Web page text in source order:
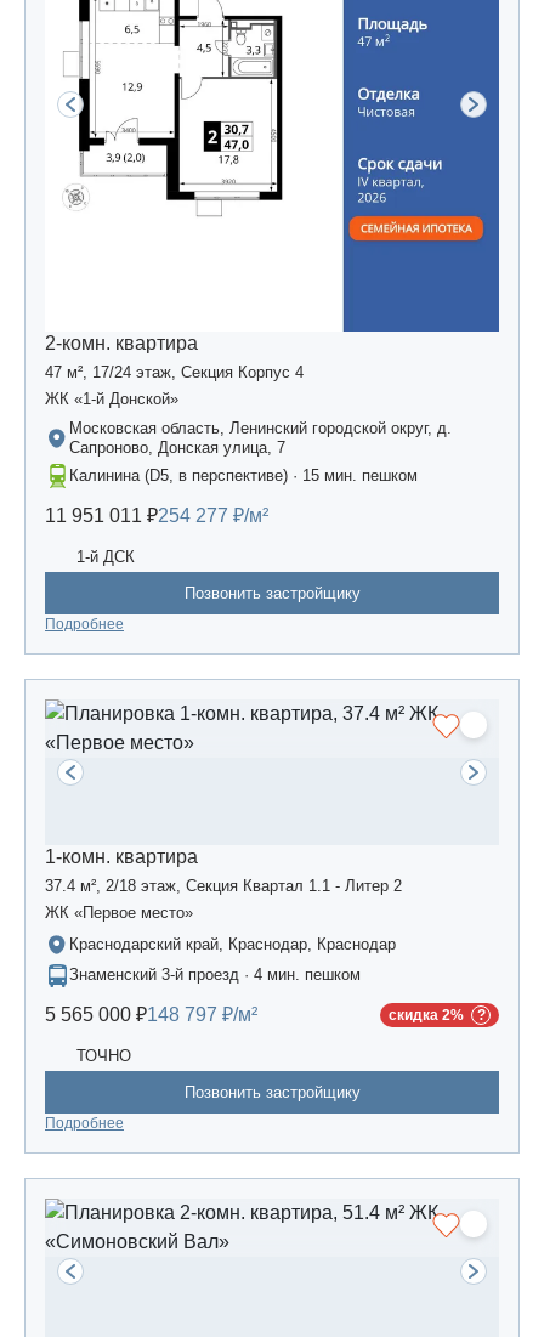
2-комн. квартира
47 м², 17/24 этаж, Секция Корпус 4
ЖК «1-й Донской»
Московская область, Ленинский городской округ, д.
Сапроново, Донская улица, 7
Калинина (D5, в перспективе) · 15 мин. пешком
11 951 011 ₽254 277 ₽/м²
1-й ДСК
Позвонить застройщику
Подробнее
1-комн. квартира
37.4 м², 2/18 этаж, Секция Квартал 1.1 - Литер 2
ЖК «Первое место»
Краснодарский край, Краснодар, Краснодар
Знаменский 3-й проезд · 4 мин. пешком
5 565 000 ₽148 797 ₽/м² скидка 2%
ТОЧНО
Позвонить застройщику
Подробнее